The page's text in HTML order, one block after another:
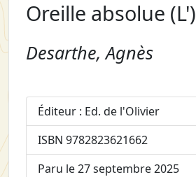
Oreille absolue (L')
Desarthe, Agnès
Éditeur : Ed. de l'Olivier
ISBN 9782823621662
Paru le 27 septembre 2025